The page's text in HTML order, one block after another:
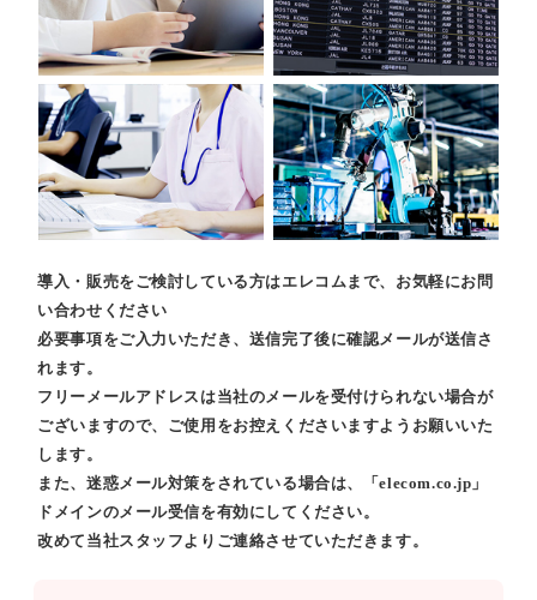
導入・販売をご検討している方はエレコムまで、お気軽にお問
い合わせください
必要事項をご入力いただき、送信完了後に確認メールが送信さ
れます。
フリーメールアドレスは当社のメールを受付けられない場合が
ございますので、ご使用をお控えくださいますようお願いいた
します。
また、迷惑メール対策をされている場合は、「elecom.co.jp」
ドメインのメール受信を有効にしてください。
改めて当社スタッフよりご連絡させていただきます。